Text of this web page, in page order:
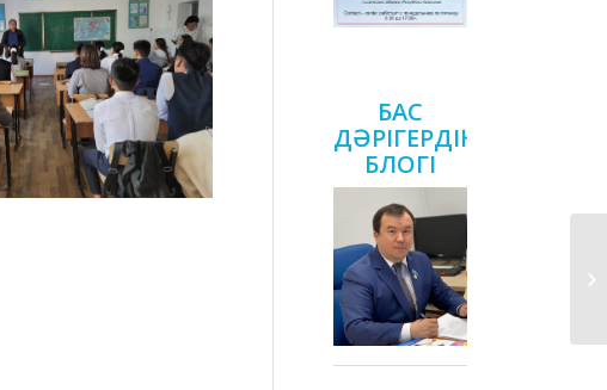
БАС
ДӘРІГЕРДІҢ
БЛОГІ